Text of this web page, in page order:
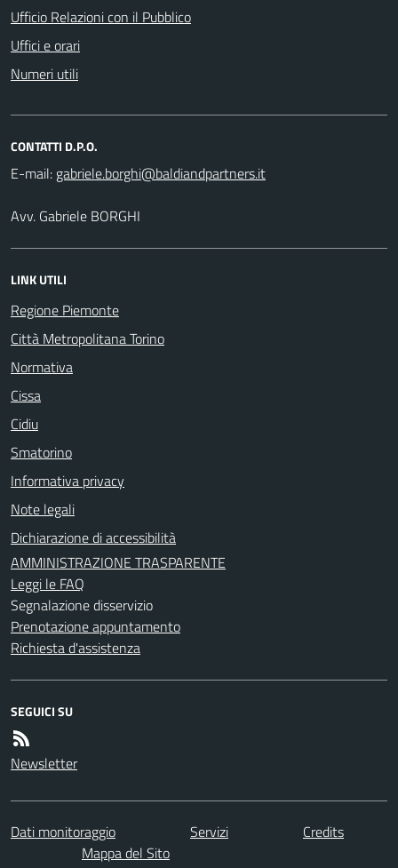
Ufficio Relazioni con il Pubblico
Uffici e orari
Numeri utili
CONTATTI D.P.O.
E-mail:
Avv. Gabriele BORGHI
LINK UTILI
Regione Piemonte
Città Metropolitana Torino
Normativa
Cissa
Cidiu
Smatorino
Informativa privacy
Note legali
Dichiarazione di accessibilità
AMMINISTRAZIONE TRASPARENTE
Leggi le FAQ
Segnalazione disservizio
Prenotazione appuntamento
Richiesta d'assistenza
SEGUICI SU
Newsletter
Dati monitoraggio Servizi
Credits
Mappa del Sito